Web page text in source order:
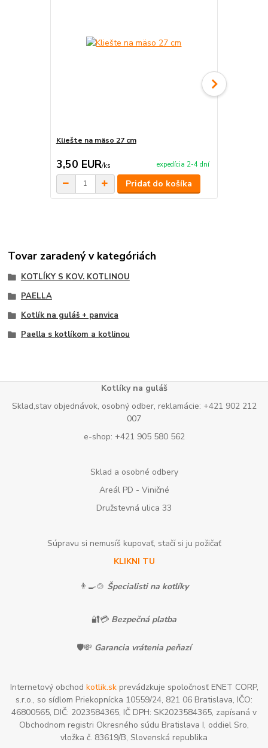
Kliešte na mäso 27 cm
3,50 EUR/ks expedícia 2-4 dní
Pridať do košíka
Tovar zaradený v kategóriách
KOTLÍKY S KOV. KOTLINOU
PAELLA
Kotlík na guláš + panvica
Paella s kotlíkom a kotlinou
Kotlíky na guláš
Sklad,stav objednávok, osobný odber, reklamácie: +421 902 212
007
e-shop: +421 905 580 562
Sklad a osobné odbery
Areál PD - Viničné
Družstevná ulica 33
Súpravu si nemusíš kupovať, stačí si ju požičať
KLIKNI TU
👨‍🍳🍲 Špecialisti na kotlíky
🔐💳 Bezpečná platba
🛡️💸 Garancia vrátenia peňazí
Internetový obchod kotlik.skprevádzkuje spoločnosť ENET CORP,
s.r.o., so sídlom Priekopnícka 10559/24, 821 06 Bratislava, IČO:
46800565, DIČ: 2023584365, IČ DPH: SK2023584365, zapísaná v
Obchodnom registri Okresného súdu Bratislava I, oddiel Sro,
vložka č. 83619/B, Slovenská republika